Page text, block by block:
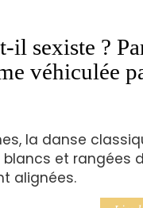
il sexiste ?
véhiculée
la danse
et rangées
alignées.